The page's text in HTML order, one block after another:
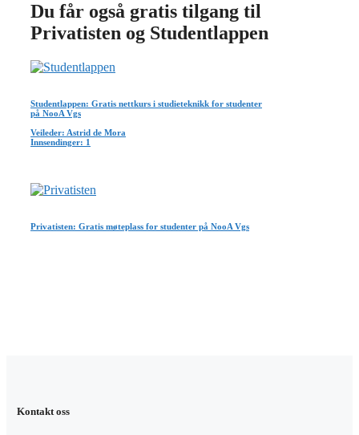
Du får også gratis tilgang til
Privatisten og Studentlappen
Studentlappen: Gratis nettkurs i studieteknikk for studenter
på NooA Vgs
Veileder: Astrid de Mora
Innsendinger: 1
Privatisten: Gratis møteplass for studenter på NooA Vgs
Kontakt oss